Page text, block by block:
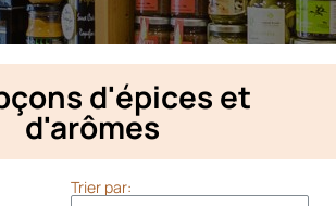
d'épices et
d'arômes
Trier par: